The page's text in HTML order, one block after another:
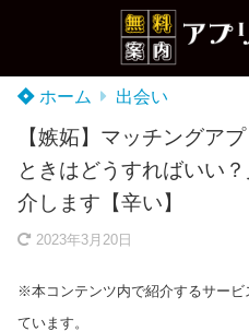
ホーム 出会い
【嫉妬】マッチングア
ときはどうすればいい
介します【辛い】
2023年3月20日
※本コンテンツ内で紹介するサー
ています。